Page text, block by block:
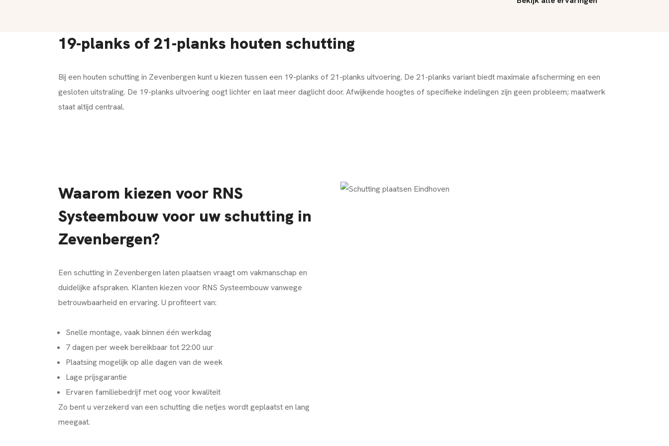
19-planks of 21-planks houten schutting
Bij een houten schutting in Zevenbergen kunt u kiezen tussen een 19-planks of 21-planks uitvoering. De 21-planks variant biedt maximale afscherming en een
gesloten uitstraling. De 19-planks uitvoering oogt lichter en laat meer daglicht door. Afwijkende hoogtes of specifieke indelingen zijn geen probleem; maatwerk
staat altijd centraal.
Waarom kiezen voor RNS
Systeembouw voor uw schutting in
Zevenbergen?
Een schutting in Zevenbergen laten plaatsen vraagt om vakmanschap en
duidelijke afspraken. Klanten kiezen voor RNS Systeembouw vanwege
betrouwbaarheid en ervaring. U profiteert van:
Snelle montage, vaak binnen één werkdag
7 dagen per week bereikbaar tot 22:00 uur
Plaatsing mogelijk op alle dagen van de week
Lage prijsgarantie
Ervaren familiebedrijf met oog voor kwaliteit
Zo bent u verzekerd van een schutting die netjes wordt geplaatst en lang
meegaat.